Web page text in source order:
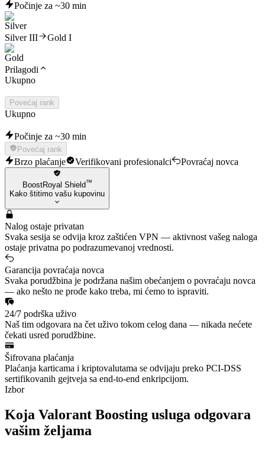
Počinje za ~30 min
Silver III Gold I
Prilagodi
Ukupno
Povećaj rank
Ukupno
Počinje za ~30 min
Povećaj rank
Brzo plaćanje Verifikovani profesionalci Povraćaj novca
BoostRoyal Shield™
Kako štitimo vašu kupovinu
Nalog ostaje privatan
Svaka sesija se odvija kroz zaštićen VPN — aktivnost vašeg naloga
ostaje privatna po podrazumevanoj vrednosti.
Garancija povraćaja novca
Svaka porudžbina je podržana našim obećanjem o povraćaju novca
— ako nešto ne prođe kako treba, mi ćemo to ispraviti.
24/7 podrška uživo
Naš tim odgovara na čet uživo tokom celog dana — nikada nećete
čekati usred porudžbine.
Šifrovana plaćanja
Plaćanja karticama i kriptovalutama se odvijaju preko PCI-DSS
sertifikovanih gejtveja sa end-to-end enkripcijom.
Izbor
Koja Valorant Boosting usluga odgovara
vašim željama